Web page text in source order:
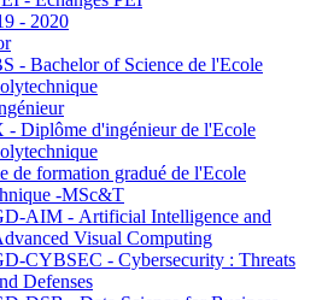
- 2020
- Bachelor of Science de l'Ecole
- Diplôme d'ingénieur de l'Ecole
de formation gradué de l'Ecole
-MSc&T
AIM - Artificial Intelligence and
Visual Computing
CYBSEC - Cybersecurity : Threats
Defenses